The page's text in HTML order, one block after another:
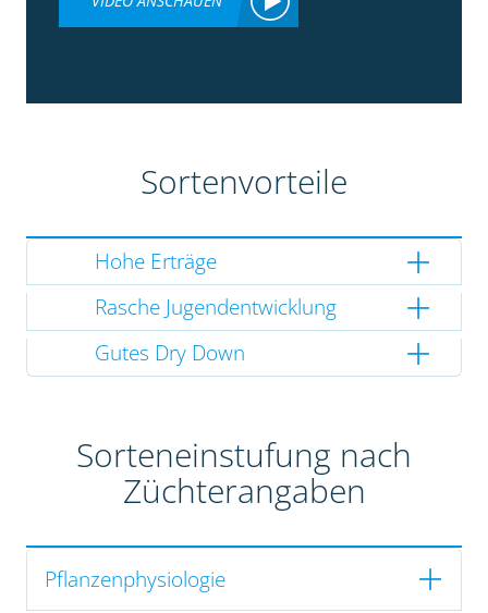
Sortenvorteile
Hohe Erträge
Rasche Jugendentwicklung
Gutes Dry Down
Sorteneinstufung nach
Züchterangaben
Pflanzenphysiologie